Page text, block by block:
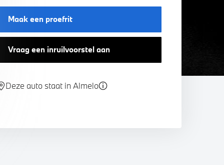
Maak een proefrit
Vraag een inruilvoorstel aan
Deze auto staat in Almelo